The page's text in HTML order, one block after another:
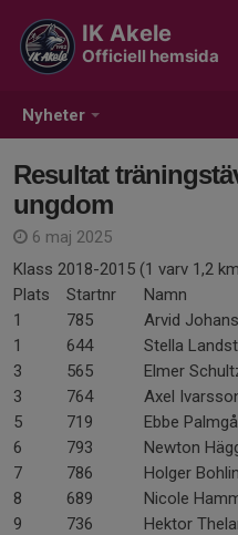
Nyheter
IK Akele
Officiell hemsida
Resultat
ungdom
6 maj 2025
Klass 2018-2015 (1 varv 1,2
Plats
Startnr Namn
1
785 Arvid
1
644 Stella
3
565 Elmer
3
764 Axel
5
719 Ebbe
6
793 Newton
7
786 Holger
8
689 Nicole
9
736 Hektor